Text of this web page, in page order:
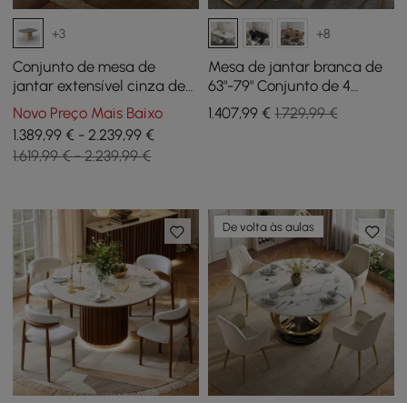
+3
Conjunto de mesa de
jantar extensível cinza de
47 “a 63" com 6 cadeiras
Novo Preço Mais Baixo
1.389,99 € - 2.239,99 €
1.619,99 € - 2.239,99 €
+8
Mesa de jantar branca de
63"-79" Conjunto de 4
cadeiras de jantar
1.407,99€ 1.729,99 €
De volta às aulas